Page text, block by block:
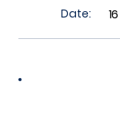
Date: